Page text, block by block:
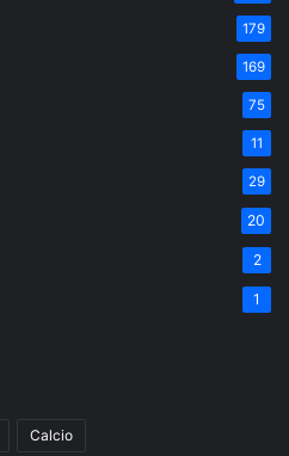
179
169
75
11
29
20
2
1
Calcio